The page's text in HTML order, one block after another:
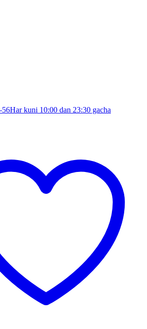
56Har kuni 10:00 dan 23:30 gacha